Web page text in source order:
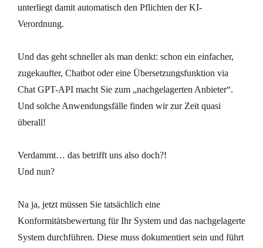
unterliegt damit automatisch den Pflichten der KI-
Verordnung.
Und das geht schneller als man denkt: schon ein einfacher,
zugekaufter, Chatbot oder eine Übersetzungsfunktion via
Chat GPT-API macht Sie zum „nachgelagerten Anbieter“.
Und solche Anwendungsfälle finden wir zur Zeit quasi
überall!
Verdammt… das betrifft uns also doch?!
Und nun?
Na ja, jetzt müssen Sie tatsächlich eine
Konformitätsbewertung für Ihr System und das nachgelagerte
System durchführen. Diese muss dokumentiert sein und führt